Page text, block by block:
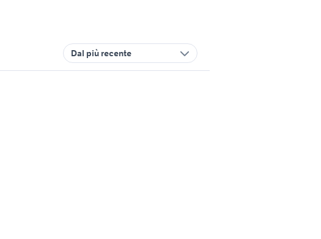
Dal più recente